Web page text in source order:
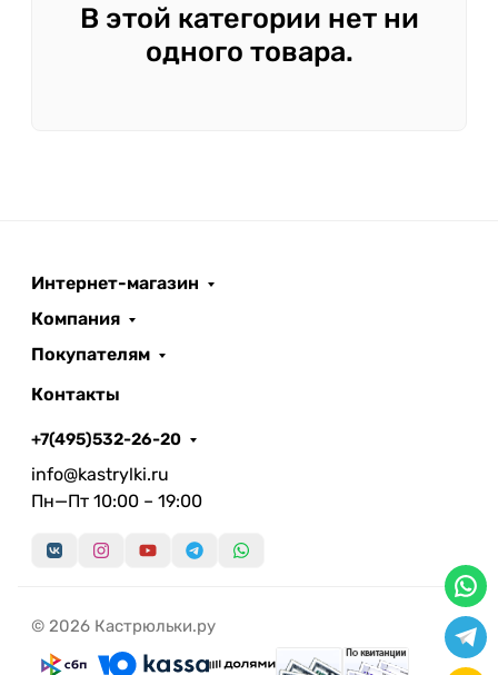
В этой категории нет ни
одного товара.
Интернет-магазин
Компания
Покупателям
Контакты
+7(495)532-26-20
info@kastrylki.ru
Пн—Пт 10:00 – 19:00
© 2026 Кастрюльки.ру